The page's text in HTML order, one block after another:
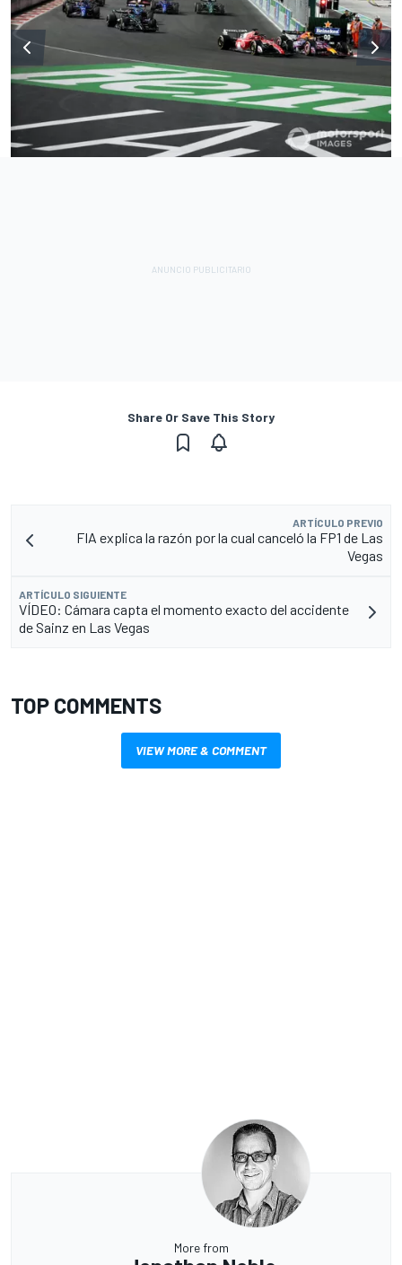
Share Or Save This Story
ARTÍCULO PREVIO
FIA explica la razón por la cual canceló la FP1 de Las
Vegas
ARTÍCULO SIGUIENTE
VÍDEO: Cámara capta el momento exacto del accidente
de Sainz en Las Vegas
TOP COMMENTS
VIEW MORE & COMMENT
More from